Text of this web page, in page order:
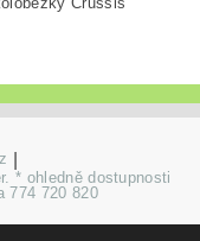
* ohledně dostupnosti
774 720 820